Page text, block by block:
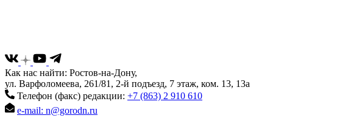
Как нас найти: Ростов-на-Дону,
ул. Варфоломеева, 261/81, 2-й подъезд, 7 этаж, ком. 13, 13а
Телефон (факс) редакции: +7 (863) 2 910 610
e-mail: n@gorodn.ru